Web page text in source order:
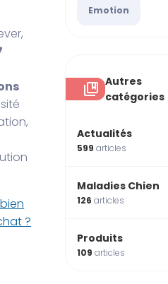
?
Emotion
Autres
catégories
Actualités
599articles
Maladies Chien
126articles
Produits
109articles